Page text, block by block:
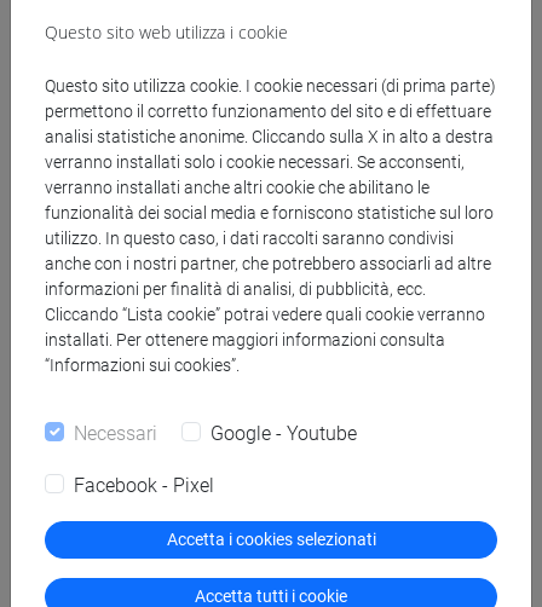
Pavan) alla ditta Notarbartolo &
Gervasi S.p.A. CIG: BC51B38562 CUP:
H76J16000850005
Decreto o determina a contrarre e di
affidamento
Visualizza
dettaglio e
allegati
Importo (IVA
escl.): € 280
A cura di ARIC-PINK
Protocollo del 08/07/2026
Protocollo n. 174101 del 08/07/2026
Affidamento del servizio di
Questo sito web utilizza i cookie
Questo sito utilizza cookie. I cookie necessari (di prima parte)
permettono il corretto funzionamento del sito e di effettuare
analisi statistiche anonime. Cliccando sulla X in alto a destra
verranno installati solo i cookie necessari. Se acconsenti,
verranno installati anche altri cookie che abilitano le
funzionalità dei social media e forniscono statistiche sul loro
utilizzo. In questo caso, i dati raccolti saranno condivisi
anche con i nostri partner, che potrebbero associarli ad altre
informazioni per finalità di analisi, di pubblicità, ecc.
Cliccando “Lista cookie” potrai vedere quali cookie verranno
installati. Per ottenere maggiori informazioni consulta
“Informazioni sui cookies”.
Necessari Google - Youtube
Facebook - Pixel
Accetta i cookies selezionati
Accetta tutti i cookie